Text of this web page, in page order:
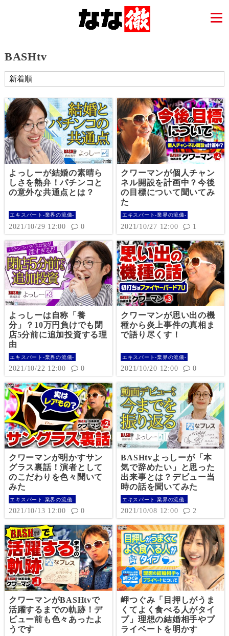
BASHtv
よっしーが結婚の素晴ら
しさを熱弁！パチンコと
の意外な共通点とは？
エキスパート-業界の流儀-
2021/10/29 12:00 0
クワーマンが個人チャン
ネル開設を計画中？今後
の目標について聞いてみ
た
エキスパート-業界の流儀-
2021/10/27 12:00 1
よっしーは自称「養
分」？10万円負けでも閉
店5分前に追加投資する理
由
エキスパート-業界の流儀-
2021/10/22 12:00 0
クワーマンが思い出の機
種から炎上事件の真相ま
で語り尽くす！
エキスパート-業界の流儀-
2021/10/20 12:00 0
クワーマンが明かすサン
グラス裏話！演者として
のこだわりを色々聞いて
みた
エキスパート-業界の流儀-
2021/10/13 12:00 0
BASHtvよっしーが「本
気で辞めたい」と思った
出来事とは？デビュー当
時の話を聞いてみた
エキスパート-業界の流儀-
2021/10/08 12:00 2
クワーマンがBASHtvで
活躍するまでの軌跡！デ
ビュー前も色々あったよ
うです
岬つぐみ「目押しがうま
くてよく食べる人がタイ
プ」理想の結婚相手やプ
ライベートを明かす